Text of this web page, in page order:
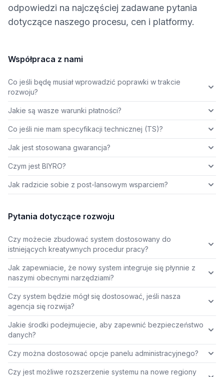
odpowiedzi na najczęściej zadawane pytania
dotyczące naszego procesu, cen i platformy.
Współpraca z nami
Co jeśli będę musiał wprowadzić poprawki w trakcie
rozwoju?
Jakie są wasze warunki płatności?
Co jeśli nie mam specyfikacji technicznej (TS)?
Jak jest stosowana gwarancja?
Czym jest BIYRO?
Jak radzicie sobie z post-lansowym wsparciem?
Pytania dotyczące rozwoju
Czy możecie zbudować system dostosowany do
istniejących kreatywnych procedur pracy?
Jak zapewniacie, że nowy system integruje się płynnie z
naszymi obecnymi narzędziami?
Czy system będzie mógł się dostosować, jeśli nasza
agencja się rozwija?
Jakie środki podejmujecie, aby zapewnić bezpieczeństwo
danych?
Czy można dostosować opcje panelu administracyjnego?
Czy jest możliwe rozszerzenie systemu na nowe regiony